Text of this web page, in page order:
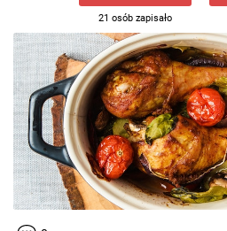
21 osób zapisało